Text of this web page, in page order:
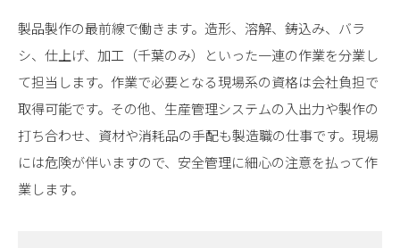
製品製作の最前線で働きます。造形、溶解、鋳込み、バラ
シ、仕上げ、加工（千葉のみ）といった一連の作業を分業し
て担当します。作業で必要となる現場系の資格は会社負担で
取得可能です。その他、生産管理システムの入出力や製作の
打ち合わせ、資材や消耗品の手配も製造職の仕事です。現場
には危険が伴いますので、安全管理に細心の注意を払って作
業します。